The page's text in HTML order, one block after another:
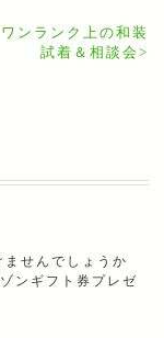
ワンランク上の和装
試着＆相談会>
せんでしょうか
ンギフト券プレゼ